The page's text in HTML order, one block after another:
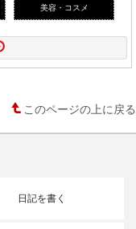
美容・コスメ
このページの上に戻る
日記を書く